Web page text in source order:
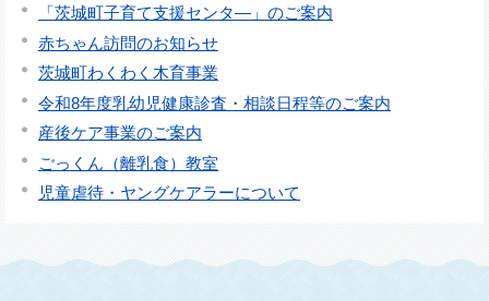
「茨城町子育て支援センタ―」のご案内
赤ちゃん訪問のお知らせ
茨城町わくわく木育事業
令和8年度乳幼児健康診査・相談日程等のご案内
産後ケア事業のご案内
ごっくん（離乳食）教室
児童虐待・ヤングケアラーについて